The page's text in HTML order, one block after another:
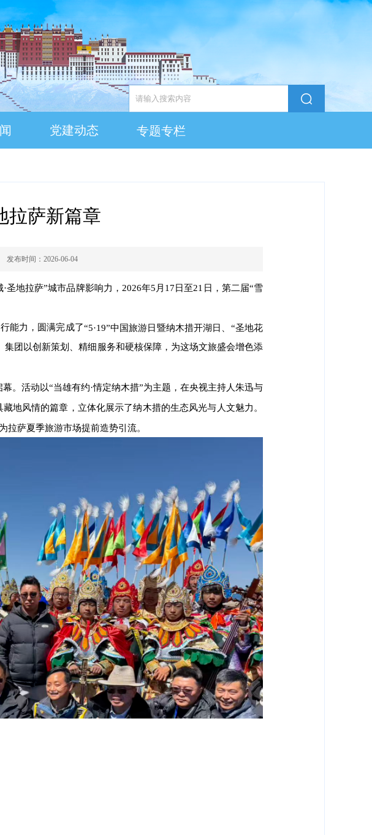
党建动态 专题专栏
拉萨新篇章
发布时间： 2026-06-04
·圣地拉萨”城市品牌影响力，2026年5月17日至21日，第二届“雪
能力，圆满完成了“5·19”中国旅游日暨纳木措开湖日、“圣地花
团以创新策划、精细服务和硬核保障，为这场文旅盛会增色添
。活动以“当雄有约·情定纳木措”为主题，在央视主持人朱迅与
地风情的篇章，立体化展示了纳木措的生态风光与人文魅力。
萨夏季旅游市场提前造势引流。